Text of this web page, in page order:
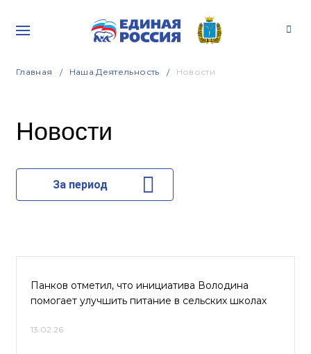
Главная Наша Деятельность Новости
Новости
За период
Панков отметил, что инициатива Володина
помогает улучшить питание в сельских школах
13.02.26